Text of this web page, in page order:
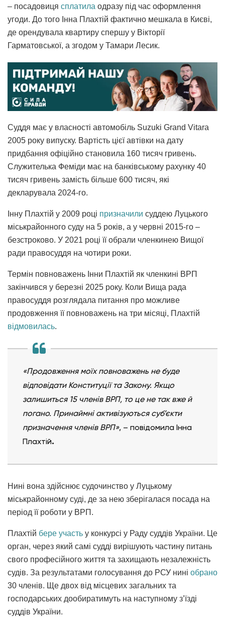
– посадовиця сплатила одразу під час оформлення
угоди. До того Інна Плахтій фактично мешкала в Києві,
де орендувала квартиру спершу у Вікторії
Гарматовської, а згодом у Тамари Лесик.
Суддя має у власності автомобіль Suzuki Grand Vitara
2005 року випуску. Вартість цієї автівки на дату
придбання офіційно становила 160 тисяч гривень.
Служителька Феміди має на банківському рахунку 40
тисяч гривень замість більше 600 тисяч, які
декларувала 2024-го.
Інну Плахтій у 2009 році призначили суддею Луцького
міськрайонного суду на 5 років, а у червні 2015-го –
безстроково. У 2021 році її обрали членкинею Вищої
ради правосуддя на чотири роки.
Термін повноважень Інни Плахтій як членкині ВРП
закінчився у березні 2025 року. Коли Вища рада
правосуддя розглядала питання про можливе
продовження її повноважень на три місяці, Плахтій
відмовилась.
«Продовження моїх повноважень не буде
відповідати Конституції та Закону. Якщо
залишиться 15 членів ВРП, то це не так вже й
погано. Принаймні активізуються суб’єкти
призначення членів ВРП», – повідомила Інна
Плахтій.
Нині вона здійснює судочинство у Луцькому
міськрайонному суді, де за нею зберігалася посада на
період її роботи у ВРП.
Плахтій бере участь у конкурсі у Раду суддів України. Це
орган, через який самі судді вирішують частину питань
свого професійного життя та захищають незалежність
судів. За результатами голосування до РСУ нині обрано
30 членів. Ще двох від місцевих загальних та
господарських дообиратимуть на наступному з’їзді
суддів України.